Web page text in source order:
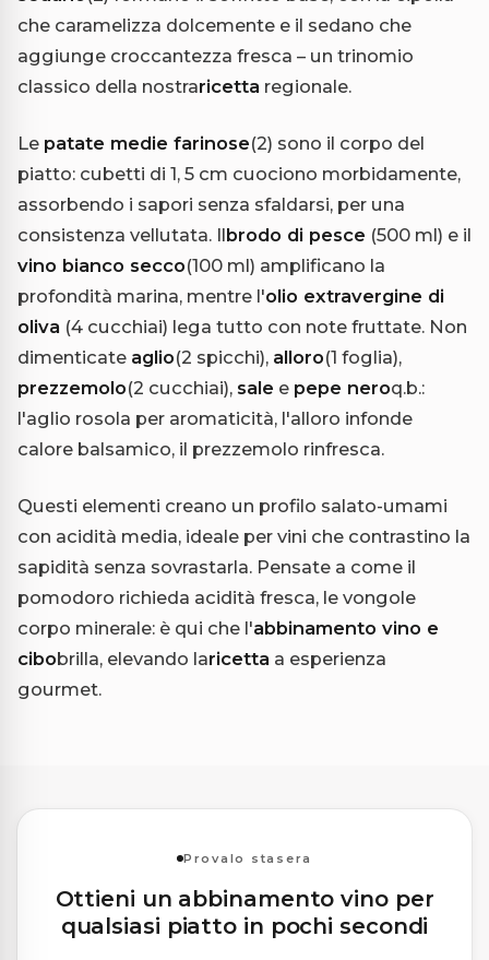
che caramelizza dolcemente e il sedano che
aggiunge croccantezza fresca – un trinomio
classico della nostraricetta regionale.
Le patate medie farinose(2) sono il corpo del
piatto: cubetti di 1, 5 cm cuociono morbidamente,
assorbendo i sapori senza sfaldarsi, per una
consistenza vellutata. Ilbrodo di pesce (500 ml) e il
vino bianco secco(100 ml) amplificano la
profondità marina, mentre l'olio extravergine di
oliva (4 cucchiai) lega tutto con note fruttate. Non
dimenticate aglio(2 spicchi), alloro(1 foglia),
prezzemolo(2 cucchiai), sale e pepe neroq.b.:
l'aglio rosola per aromaticità, l'alloro infonde
calore balsamico, il prezzemolo rinfresca.
Questi elementi creano un profilo salato-umami
con acidità media, ideale per vini che contrastino la
sapidità senza sovrastarla. Pensate a come il
pomodoro richieda acidità fresca, le vongole
corpo minerale: è qui che l'abbinamento vino e
cibobrilla, elevando laricetta a esperienza
gourmet.
Provalo stasera
Ottieni un abbinamento vino per
qualsiasi piatto in pochi secondi